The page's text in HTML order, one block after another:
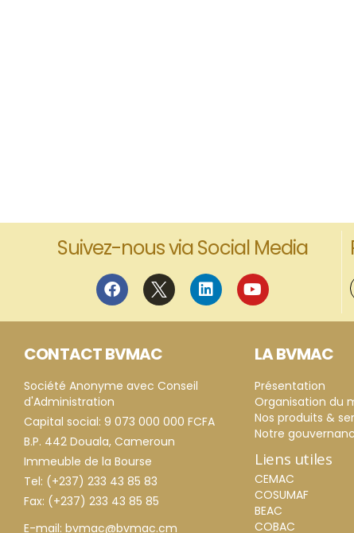
Suivez-nous via Social Media
CONTACT BVMAC
Société Anonyme avec Conseil
d'Administration
Capital social: 9 073 000 000 FCFA
B.P. 442 Douala, Cameroun
Immeuble de la Bourse
Tel: (+237) 233 43 85 83
Fax: (+237) 233 43 85 85
E-mail: bvmac@bvmac.cm
LA BVMAC
Présentation
Organisation du
Nos produits &
Notre
Liens utiles
CEMAC
COSUMAF
BEAC
COBAC